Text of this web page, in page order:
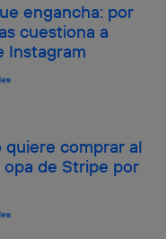
engancha: por
cuestiona a
Instagram
quiere comprar al
opa de Stripe por